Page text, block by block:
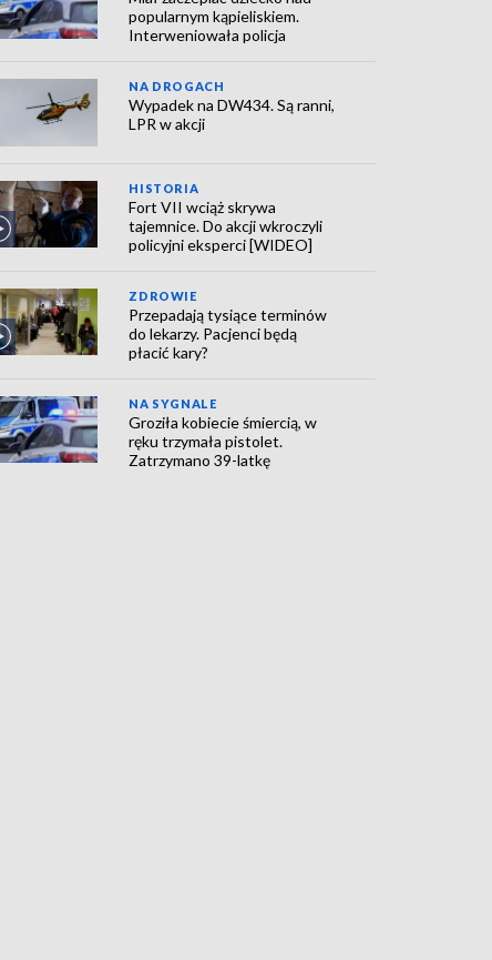
popularnym kąpieliskiem.
Interweniowała policja
NA DROGACH
Wypadek na DW434. Są ranni,
LPR w akcji
HISTORIA
Fort VII wciąż skrywa
tajemnice. Do akcji wkroczyli
policyjni eksperci [WIDEO]
ZDROWIE
Przepadają tysiące terminów
do lekarzy. Pacjenci będą
płacić kary?
NA SYGNALE
Groziła kobiecie śmiercią, w
ręku trzymała pistolet.
Zatrzymano 39-latkę